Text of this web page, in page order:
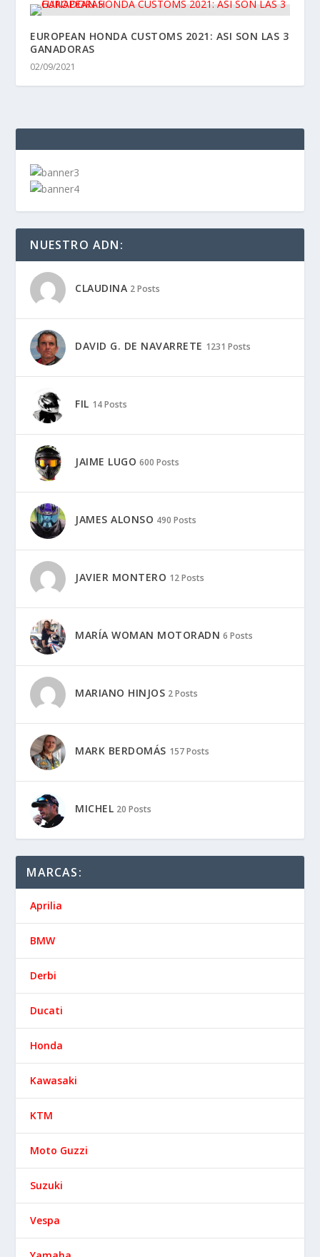
EUROPEAN HONDA CUSTOMS 2021: ASI SON LAS 3
GANADORAS
02/09/2021
NUESTRO ADN:
CLAUDINA 2 Posts
DAVID G. DE NAVARRETE 1231 Posts
FIL 14 Posts
JAIME LUGO 600 Posts
JAMES ALONSO 490 Posts
JAVIER MONTERO 12 Posts
MARÍA WOMAN MOTORADN 6 Posts
MARIANO HINJOS 2 Posts
MARK BERDOMÁS 157 Posts
MICHEL 20 Posts
MARCAS:
Aprilia
BMW
Derbi
Ducati
Honda
Kawasaki
KTM
Moto Guzzi
Suzuki
Vespa